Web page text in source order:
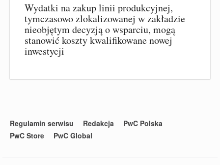
Wydatki na zakup linii produkcyjnej,
tymczasowo zlokalizowanej w zakładzie
nieobjętym decyzją o wsparciu, mogą
stanowić koszty kwalifikowane nowej
inwestycji
Regulamin serwisu Redakcja
PwC Polska
PwC Store
PwC Global